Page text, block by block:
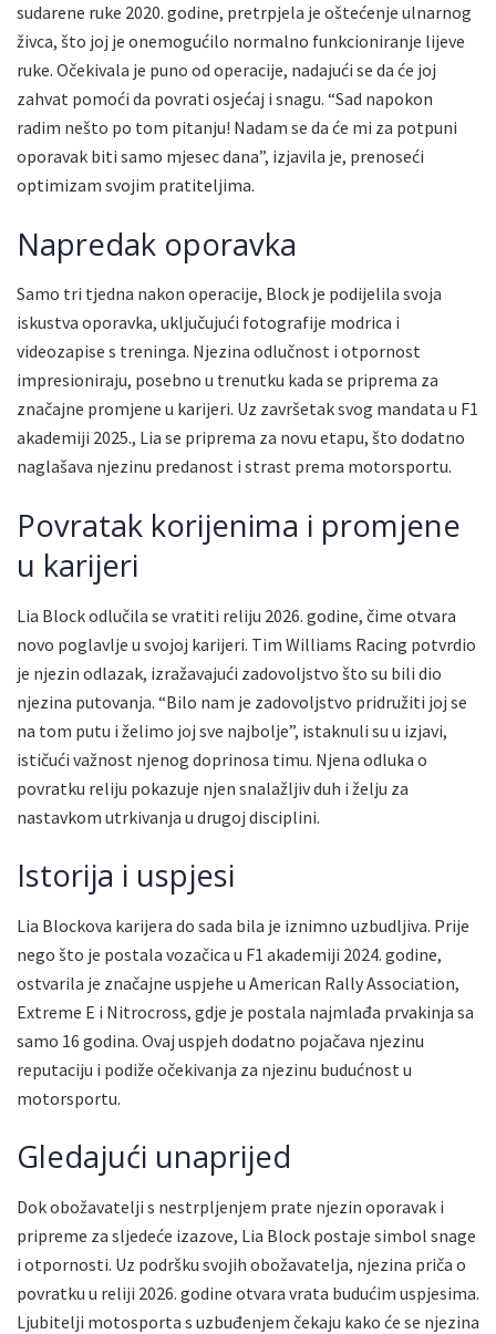
sudarene ruke 2020. godine, pretrpjela je oštećenje ulnarnog
živca, što joj je onemogućilo normalno funkcioniranje lijeve
ruke. Očekivala je puno od operacije, nadajući se da će joj
zahvat pomoći da povrati osjećaj i snagu. “Sad napokon
radim nešto po tom pitanju! Nadam se da će mi za potpuni
oporavak biti samo mjesec dana”, izjavila je, prenoseći
optimizam svojim pratiteljima.
Napredak oporavka
Samo tri tjedna nakon operacije, Block je podijelila svoja
iskustva oporavka, uključujući fotografije modrica i
videozapise s treninga. Njezina odlučnost i otpornost
impresioniraju, posebno u trenutku kada se priprema za
značajne promjene u karijeri. Uz završetak svog mandata u F1
akademiji 2025., Lia se priprema za novu etapu, što dodatno
naglašava njezinu predanost i strast prema motorsportu.
Povratak korijenima i promjene
u karijeri
Lia Block odlučila se vratiti reliju 2026. godine, čime otvara
novo poglavlje u svojoj karijeri. Tim Williams Racing potvrdio
je njezin odlazak, izražavajući zadovoljstvo što su bili dio
njezina putovanja. “Bilo nam je zadovoljstvo pridružiti joj se
na tom putu i želimo joj sve najbolje”, istaknuli su u izjavi,
ističući važnost njenog doprinosa timu. Njena odluka o
povratku reliju pokazuje njen snalažljiv duh i želju za
nastavkom utrkivanja u drugoj disciplini.
Istorija i uspjesi
Lia Blockova karijera do sada bila je iznimno uzbudljiva. Prije
nego što je postala vozačica u F1 akademiji 2024. godine,
ostvarila je značajne uspjehe u American Rally Association,
Extreme E i Nitrocross, gdje je postala najmlađa prvakinja sa
samo 16 godina. Ovaj uspjeh dodatno pojačava njezinu
reputaciju i podiže očekivanja za njezinu budućnost u
motorsportu.
Gledajući unaprijed
Dok obožavatelji s nestrpljenjem prate njezin oporavak i
pripreme za sljedeće izazove, Lia Block postaje simbol snage
i otpornosti. Uz podršku svojih obožavatelja, njezina priča o
povratku u reliji 2026. godine otvara vrata budućim uspjesima.
Ljubitelji motosporta s uzbuđenjem čekaju kako će se njezina